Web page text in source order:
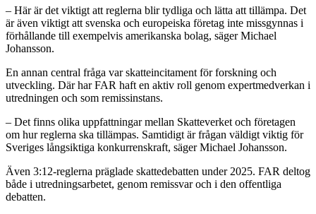
– Här är det viktigt att reglerna blir tydliga och lätta att tillämpa. Det
är även viktigt att svenska och europeiska företag inte missgynnas i
förhållande till exempelvis amerikanska bolag, säger Michael
Johansson.
En annan central fråga var skatteincitament för forskning och
utveckling. Där har FAR haft en aktiv roll genom expertmedverkan i
utredningen och som remissinstans.
– Det finns olika uppfattningar mellan Skatteverket och företagen
om hur reglerna ska tillämpas. Samtidigt är frågan väldigt viktig för
Sveriges långsiktiga konkurrenskraft, säger Michael Johansson.
Även 3:12-reglerna präglade skattedebatten under 2025. FAR deltog
både i utredningsarbetet, genom remissvar och i den offentliga
debatten.